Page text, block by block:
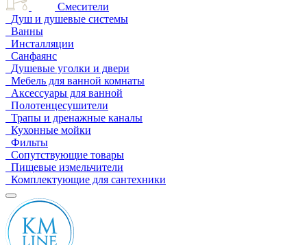
Смесители
Душ и душевые системы
Ванны
Инсталляции
Санфаянс
Душевые уголки и двери
Мебель для ванной комнаты
Аксессуары для ванной
Полотенцесушители
Трапы и дренажные каналы
Кухонные мойки
Фильты
Сопутствующие товары
Пищевые измельчители
Комплектующие для сантехники